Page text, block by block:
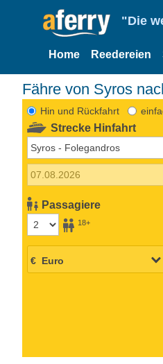
"Die
Home Reedereien
Fähre von Syros
Hin und Rückfahrt
Strecke Hinfahrt
Passagiere
18+